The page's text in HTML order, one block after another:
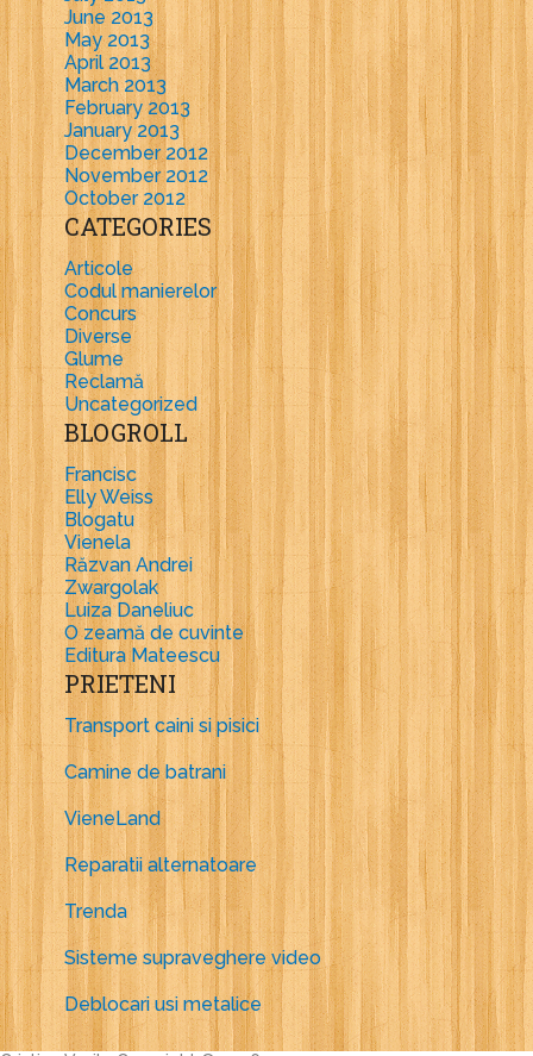
June 2013
May 2013
April 2013
March 2013
February 2013
January 2013
December 2012
November 2012
October 2012
CATEGORIES
Articole
Codul manierelor
Concurs
Diverse
Glume
Reclamă
Uncategorized
BLOGROLL
Francisc
Elly Weiss
Blogatu
Vienela
Răzvan Andrei
Zwargolak
Luiza Daneliuc
O zeamă de cuvinte
Editura Mateescu
PRIETENI
Transport caini si pisici
Camine de batrani
VieneLand
Reparatii alternatoare
Trenda
Sisteme supraveghere video
Deblocari usi metalice